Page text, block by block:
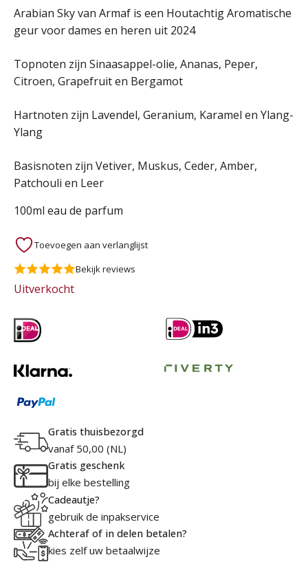
Arabian Sky van Armaf is een Houtachtig Aromatische
geur voor dames en heren uit 2024
Topnoten zijn Sinaasappel-olie, Ananas, Peper,
Citroen, Grapefruit en Bergamot
Hartnoten zijn Lavendel, Geranium, Karamel en Ylang-
Ylang
Basisnoten zijn Vetiver, Muskus, Ceder, Amber,
Patchouli en Leer
100ml eau de parfum
Toevoegen aan verlanglijst
Bekijk reviews
Uitverkocht
Gratis thuisbezorgd
vanaf 50,00 (NL)
Gratis geschenk
bij elke bestelling
Cadeautje?
gebruik de inpakservice
Achteraf of in delen betalen?
kies zelf uw betaalwijze